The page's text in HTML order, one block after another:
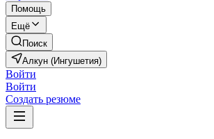
Помощь
Ещё
Поиск
Алкун (Ингушетия)
Войти
Войти
Создать резюме